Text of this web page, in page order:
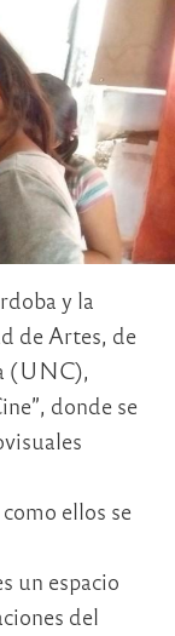
y la
de Artes, de
(UNC),
donde se
ellos se
un espacio
del